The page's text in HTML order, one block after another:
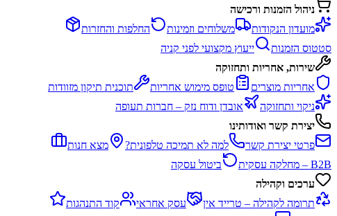
ניהול הזמנות ורכישה
מועדון הנקודות
משלוחים וזמינות
החלפות והחזרות
סטטוס הזמנות
ייעוץ מקצועי לפני קניה
שירות, אחריות ותחזוקה
אחריות מוצרים
טופס מימוש אחריות
תוכנית תיקון מזוודות
ניקוי ותחזוקה
אובדן ודוח נזק – חברות תעופה
יצירת קשר ואודותינו
פרטי יצירת קשר
למה לא תמיכה טלפונית?
מצא חנות
B2B – מחלקה עסקית
ביטול עסקה
ערכים וקהילה
תרומה לקהילה – טרייד אין
עסק אחראי
קוד התנהגות